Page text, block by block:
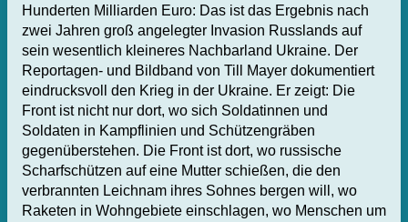
Hunderten Milliarden Euro: Das ist das Ergebnis nach
zwei Jahren groß angelegter Invasion Russlands auf
sein wesentlich kleineres Nachbarland Ukraine. Der
Reportagen- und Bildband von Till Mayer dokumentiert
eindrucksvoll den Krieg in der Ukraine. Er zeigt: Die
Front ist nicht nur dort, wo sich Soldatinnen und
Soldaten in Kampflinien und Schützengräben
gegenüberstehen. Die Front ist dort, wo russische
Scharfschützen auf eine Mutter schießen, die den
verbrannten Leichnam ihres Sohnes bergen will, wo
Raketen in Wohngebiete einschlagen, wo Menschen um